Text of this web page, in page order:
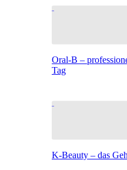
Oral-B –
Tag
K-Beauty – das